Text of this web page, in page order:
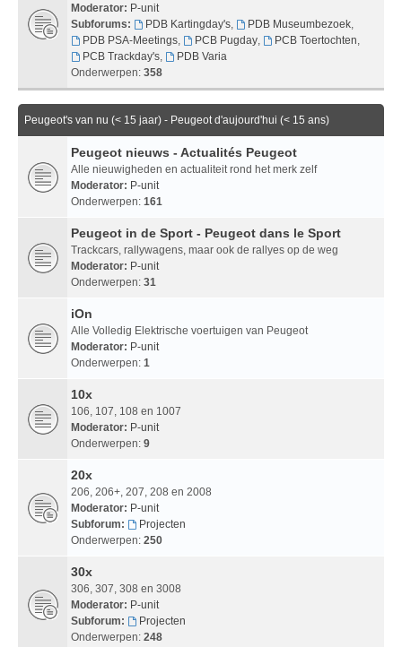
Moderator: P-unit
Subforums:
PDB Kartingday's, PDB Museumbezoek,
PDB PSA-Meetings, PCB Pugday, PCB Toertochten,
PCB Trackday's,
PDB Varia
Onderwerpen: 358
Peugeot's van nu (< 15 jaar) - Peugeot d'aujourd'hui (< 15 ans)
Peugeot nieuws - Actualités Peugeot
Alle nieuwigheden en actualiteit rond het merk zelf
Moderator: P-unit
Onderwerpen: 161
Peugeot in de Sport - Peugeot dans le Sport
Trackcars, rallywagens, maar ook de rallyes op de weg
Moderator: P-unit
Onderwerpen: 31
iOn
Alle Volledig Elektrische voertuigen van Peugeot
Moderator: P-unit
Onderwerpen: 1
10x
106, 107, 108 en 1007
Moderator: P-unit
Onderwerpen: 9
20x
206, 206+, 207, 208 en 2008
Moderator: P-unit
Subforum:
Projecten
Onderwerpen: 250
30x
306, 307, 308 en 3008
Moderator: P-unit
Subforum:
Projecten
Onderwerpen: 248